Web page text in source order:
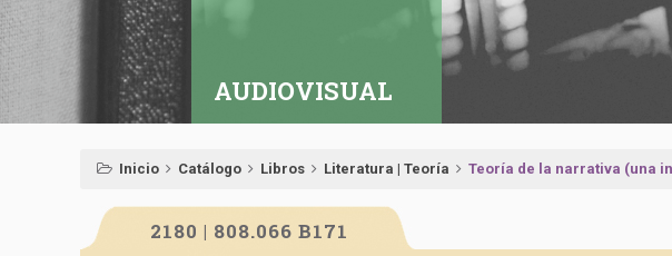
AUDIOVISUAL
Inicio Catálogo Libros Literatura | Teoría Teoría de la narrativa (una
2180 | 808.066 B171